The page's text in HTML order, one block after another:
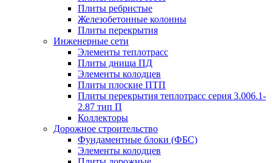
Плиты ребристые
Железобетонные колонны
Плиты перекрытия
Инженерные сети
Элементы теплотрасс
Плиты днища ПД
Элементы колодцев
Плиты плоские ПТП
Плиты перекрытия теплотрасс серия 3.006.1-
2.87 тип П
Коллекторы
Дорожное строительство
Фундаментные блоки (ФБС)
Элементы колодцев